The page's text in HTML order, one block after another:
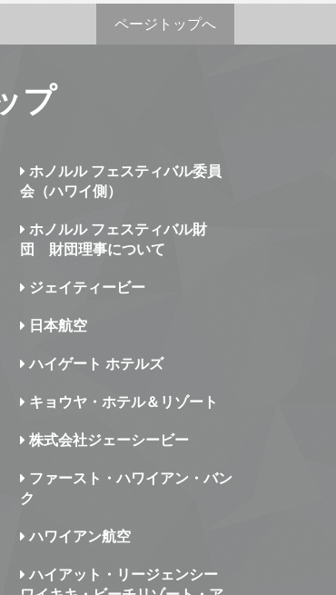
ページトップへ
プ
ホノルル フェスティバル委員
会（ハワイ側）
ホノルル フェスティバル財
団 財団理事について
ジェイティービー
日本航空
ハイゲート ホテルズ
キョウヤ・ホテル＆リゾート
株式会社ジェーシービー
ファースト・ハワイアン・バン
ク
ハワイアン航空
ハイアット・リージェンシー